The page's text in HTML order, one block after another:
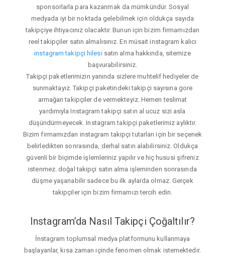
sponsorlarla para kazanmak da mümkündür. Sosyal
medyada iyi bir noktada gelebilmek için oldukça sayıda
takipçiye ihtiyacınız olacaktır. Bunun için bizim firmamızdan
reel takipçiler satın almalısınız. En müsait instagram kalıcı
instagram takipçi hilesisatın alma hakkında, sitemize
başvurabilirsiniz.
Takipçi paketlerimizin yanında sizlere muhtelif hediyeler de
sunmaktayız. Takipçi paketindeki takipçi sayısına gore
armağan takipçiler de vermekteyiz. Hemen teslimat
yardımıyla Instagram takipçi satın al ucuz sizi asla
düşündürmeyecek. Instagram takipçi paketlerimiz aylıktır.
Bizim firmamızdan instagram takipçi tutarları için bir seçenek
belirledikten sonrasında, derhal satın alabilirsiniz. Oldukça
güvenli bir biçimde işlemleriniz yapılır ve hiç hususi şifreniz
istenmez. doğal takipçi satın alma işleminden sonrasında
düşme yaşanabilir sadece bu ilk aylarda olmaz. Gerçek
takipçiler için bizim firmamızı tercih edin.
Instagram’da Nasıl Takipçi Çoğaltılır?
İnstagram toplumsal medya platformunu kullanmaya
başlayanlar, kısa zaman içinde fenomen olmak istemektedir.